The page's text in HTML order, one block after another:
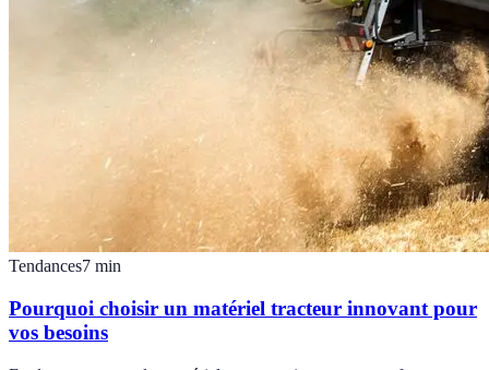
Tendances7 min
Pourquoi choisir un matériel tracteur innovant pour
vos besoins